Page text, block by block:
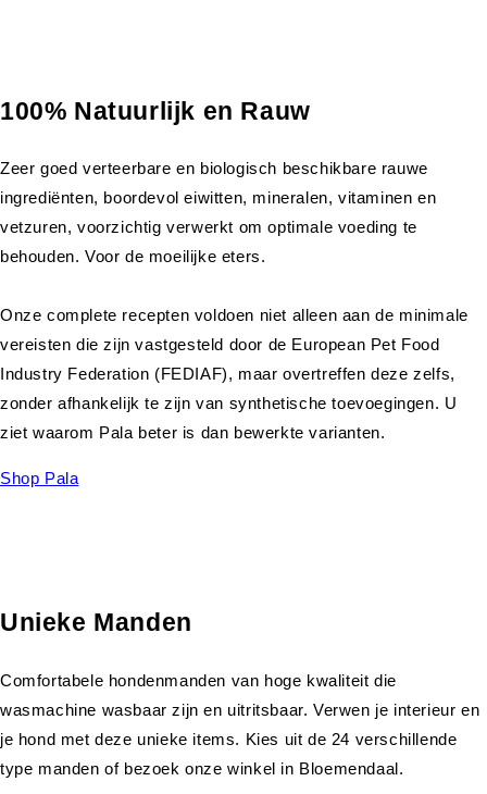
100% Natuurlijk en Rauw
Zeer goed verteerbare en biologisch beschikbare rauwe
ingrediënten, boordevol eiwitten, mineralen, vitaminen en
vetzuren, voorzichtig verwerkt om optimale voeding te
behouden. Voor de moeilijke eters.
Onze complete recepten voldoen niet alleen aan de minimale
vereisten die zijn vastgesteld door de European Pet Food
Industry Federation (FEDIAF), maar overtreffen deze zelfs,
zonder afhankelijk te zijn van synthetische toevoegingen. U
ziet waarom Pala beter is dan bewerkte varianten.
Shop Pala
Unieke Manden
Comfortabele hondenmanden van hoge kwaliteit die
wasmachine wasbaar zijn en uitritsbaar. Verwen je interieur en
je hond met deze unieke items. Kies uit de 24 verschillende
type manden of bezoek onze winkel in Bloemendaal.